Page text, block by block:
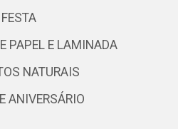
FESTA
PAPEL E LAMINADA
NATURAIS
ANIVERSÁRIO